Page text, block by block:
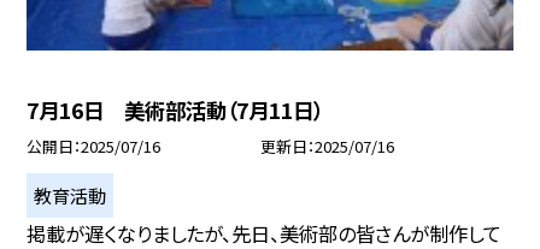
7月16日 美術部活動（7月11日）
公開日 2025/07/16 更新日 2025/07/16
教育活動
掲載が遅くなりましたが、先日、美術部の皆さんが制作して